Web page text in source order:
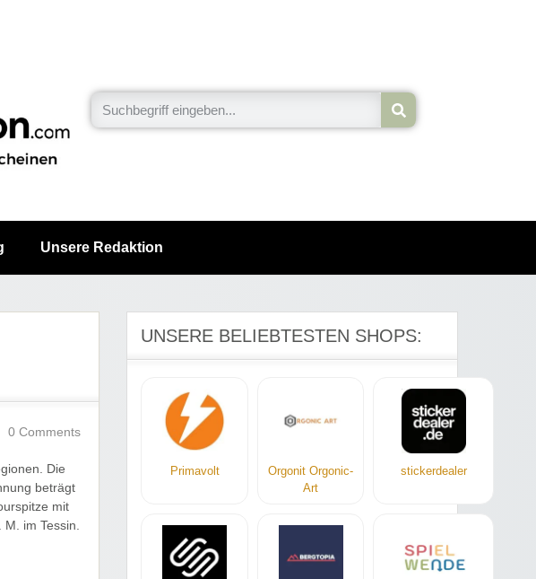
Unsere Redaktion
0 Comments
Die
beträgt
mit
im Tessin.
UNSERE BELIEBTESTEN SHOPS:
Primavolt
Orgonit Orgonic-
Art
stickerdealer